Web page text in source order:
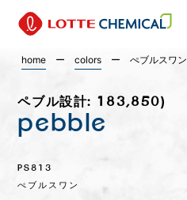
home ーcolors ーぺブルスワン
ペブル設計: 183,850)
pebble
PS813
ぺブルスワン